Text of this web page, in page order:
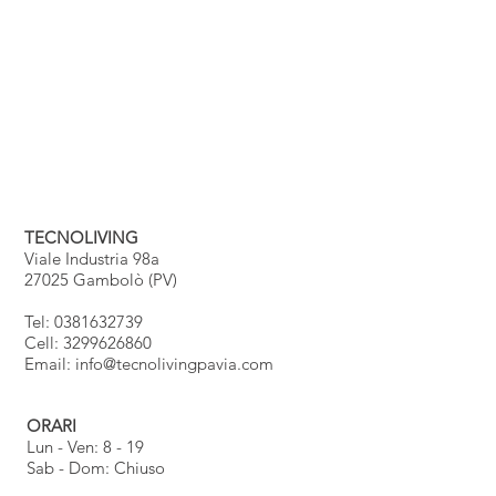
TECNOLIVING
Viale Industria 98a
27025 Gambolò (PV)
Tel: 0381632739
Cell: 3299626860
Email: info@tecnolivingpavia.com
ORARI
Lun - Ven: 8 - 19
Sab - Dom: Chiuso